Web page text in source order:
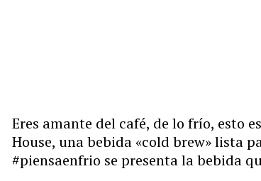
Eres amante del café, de lo frío, esto
House, una bebida «cold brew» lista
#piensaenfrio se presenta la bebida